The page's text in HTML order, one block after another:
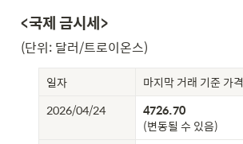
<국제 금시세>
(단위: 달러/트로이온스)
일자 마지막 거래 기준 가격
2026/04/24
(변동될 수 있음)